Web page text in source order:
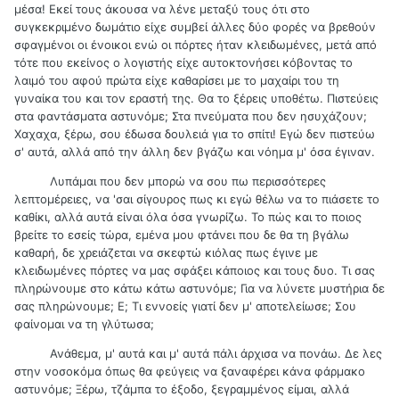
μέσα! Εκεί τους άκουσα να λένε μεταξύ τους ότι στο
συγκεκριμένο δωμάτιο είχε συμβεί άλλες δύο φορές να βρεθούν
σφαγμένοι οι ένοικοι ενώ οι πόρτες ήταν κλειδωμένες, μετά από
τότε που εκείνος ο λογιστής είχε αυτοκτονήσει κόβοντας το
λαιμό του αφού πρώτα είχε καθαρίσει με το μαχαίρι του τη
γυναίκα του και τον εραστή της. Θα το ξέρεις υποθέτω. Πιστεύεις
στα φαντάσματα αστυνόμε; Στα πνεύματα που δεν ησυχάζουν;
Χαχαχα, ξέρω, σου έδωσα δουλειά για το σπίτι! Εγώ δεν πιστεύω
σ' αυτά, αλλά από την άλλη δεν βγάζω και νόημα μ' όσα έγιναν.
Λυπάμαι που δεν μπορώ να σου πω περισσότερες
λεπτομέρειες, να 'σαι σίγουρος πως κι εγώ θέλω να το πιάσετε το
καθίκι, αλλά αυτά είναι όλα όσα γνωρίζω. Το πώς και το ποιος
βρείτε το εσείς τώρα, εμένα μου φτάνει που δε θα τη βγάλω
καθαρή, δε χρειάζεται να σκεφτώ κιόλας πως έγινε με
κλειδωμένες πόρτες να μας σφάξει κάποιος και τους δυο. Τι σας
πληρώνουμε στο κάτω κάτω αστυνόμε; Για να λύνετε μυστήρια δε
σας πληρώνουμε; Ε; Τι εννοείς γιατί δεν μ' αποτελείωσε; Σου
φαίνομαι να τη γλύτωσα;
Ανάθεμα, μ' αυτά και μ' αυτά πάλι άρχισα να πονάω. Δε λες
στην νοσοκόμα όπως θα φεύγεις να ξαναφέρει κάνα φάρμακο
αστυνόμε; Ξέρω, τζάμπα το έξοδο, ξεγραμμένος είμαι, αλλά